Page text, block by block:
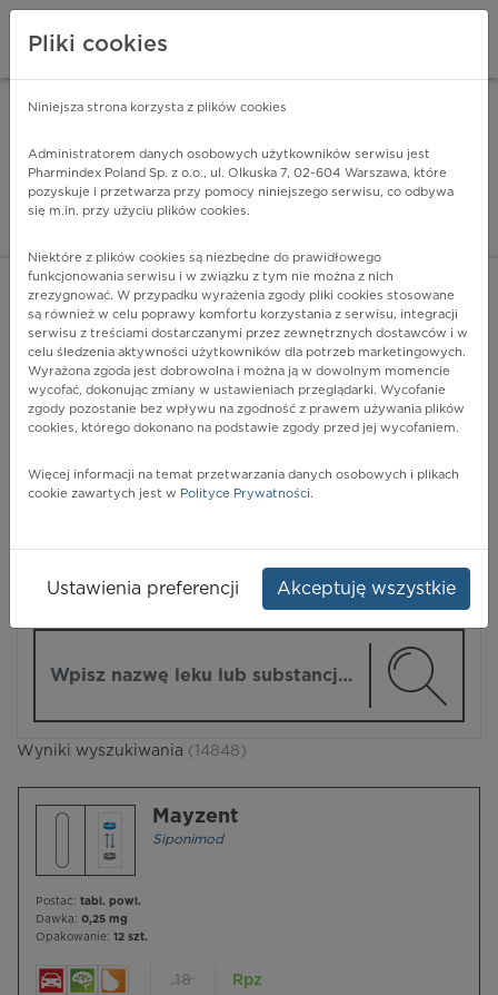
Pharmindex - lider
ZALOGUJ SIĘ
POKAŻ FILTRY
Pharmindex
Wyniki wyszukiwania (14848)
Mayzent
Siponimod
Postać: tabl. powl.
Dawka: 0,25 mg
Opakowanie: 12 szt.
18
Rpz
Pliki cookies
Niniejsza strona korzysta z plików cookies
Administratorem danych osobowych użytkowników serwisu jest
Pharmindex Poland Sp. z o.o., ul. Olkuska 7, 02-604 Warszawa, które
pozyskuje i przetwarza przy pomocy niniejszego serwisu, co odbywa
się m.in. przy użyciu plików cookies.
Niektóre z plików cookies są niezbędne do prawidłowego
funkcjonowania serwisu i w związku z tym nie można z nich
zrezygnować. W przypadku wyrażenia zgody pliki cookies stosowane
są również w celu poprawy komfortu korzystania z serwisu, integracji
serwisu z treściami dostarczanymi przez zewnętrznych dostawców i w
celu śledzenia aktywności użytkowników dla potrzeb marketingowych.
Wyrażona zgoda jest dobrowolna i można ją w dowolnym momencie
wycofać, dokonując zmiany w ustawieniach przeglądarki. Wycofanie
zgody pozostanie bez wpływu na zgodność z prawem używania plików
cookies, którego dokonano na podstawie zgody przed jej wycofaniem.
Więcej informacji na temat przetwarzania danych osobowych i plikach
cookie zawartych jest w Polityce Prywatności.
Ustawienia preferencji Akceptuję wszystkie
ZA DARMO - w Google Play INSTALUJ